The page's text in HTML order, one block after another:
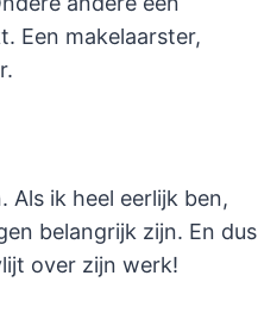
Een makelaarster,
Als ik heel eerlijk ben,
belangrijk zijn. En dus
over zijn werk!